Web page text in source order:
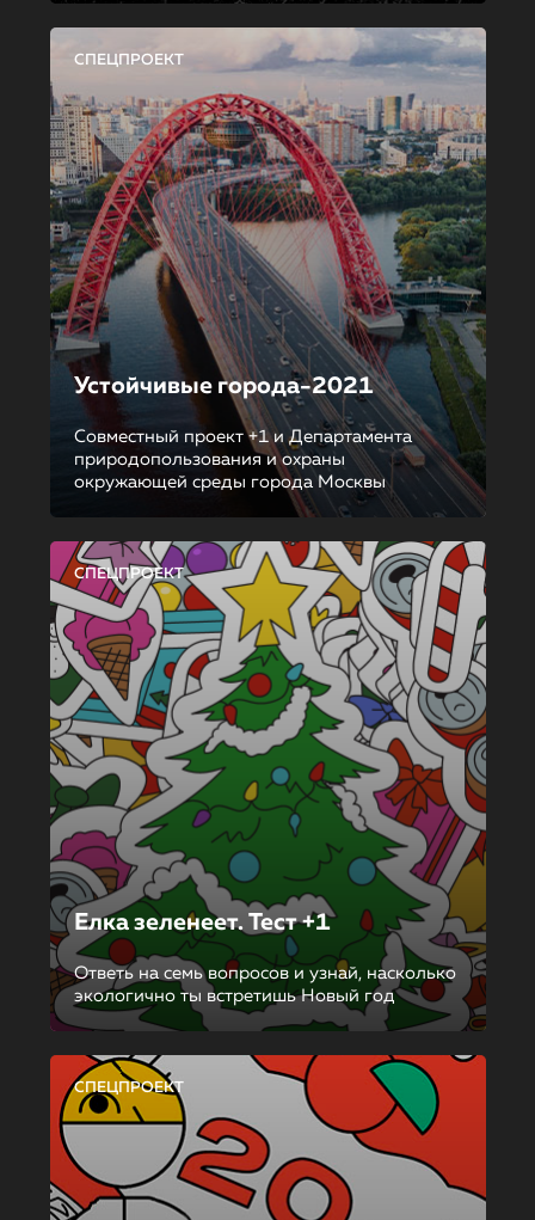
СПЕЦПРОЕКТ
Устойчивые города-2021
Совместный проект +1 и Департамента
природопользования и охраны
окружающей среды города Москвы
СПЕЦПРОЕКТ
Елка зеленеет. Тест +1
Ответь на семь вопросов и узнай, насколько
экологично ты встретишь Новый год
СПЕЦПРОЕКТ